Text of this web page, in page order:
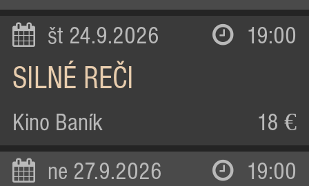
št 24.9.2026 19:00
SILNÉ REČI
Kino Baník 18 €
ne 27.9.2026 19:00